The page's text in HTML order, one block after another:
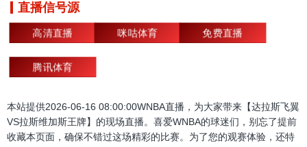
直播信号源
高清直播 咪咕体育 免费直播
腾讯体育
本站提供2026-06-16 08:00:00WNBA直播，为大家带来【达拉斯飞翼
VS拉斯维加斯王牌】的现场直播。喜爱WNBA的球迷们，别忘了提前
收藏本页面，确保不错过这场精彩的比赛。为了您的观赛体验，还特